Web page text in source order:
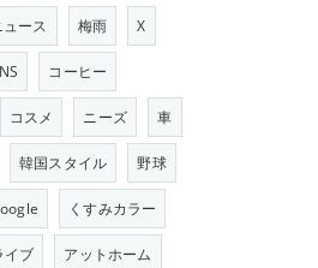
ュース 梅雨 X
コーヒー
コスメ ニーズ 車
韓国スタイル 野球
くすみカラー
イブ アットホーム